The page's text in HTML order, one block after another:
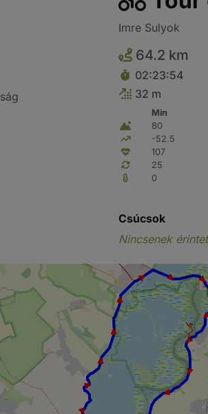
Imre Sulyok
64.2 km
02:23:54
32 m
Min
80
-52.5
107
25
0
Csúcsok
Nincsenek